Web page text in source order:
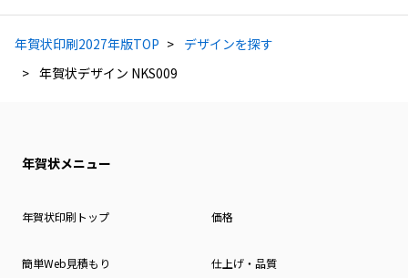
年賀状印刷2027年版TOP
デザインを探す
年賀状デザイン NKS009
年賀状メニュー
年賀状印刷トップ 価格
簡単Web見積もり 仕上げ・品質